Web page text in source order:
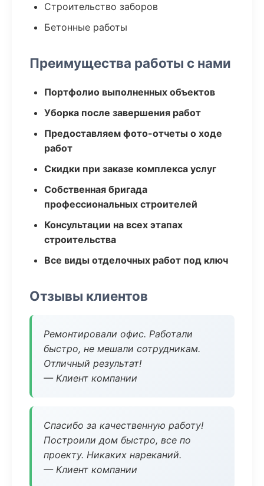
Строительство заборов
Бетонные работы
Преимущества работы с нами
Портфолио выполненных объектов
Уборка после завершения работ
Предоставляем фото-отчеты о ходе
работ
Скидки при заказе комплекса услуг
Собственная бригада
профессиональных строителей
Консультации на всех этапах
строительства
Все виды отделочных работ под ключ
Отзывы клиентов
Ремонтировали офис. Работали
быстро, не мешали сотрудникам.
Отличный результат!
— Клиент компании
Спасибо за качественную работу!
Построили дом быстро, все по
проекту. Никаких нареканий.
— Клиент компании